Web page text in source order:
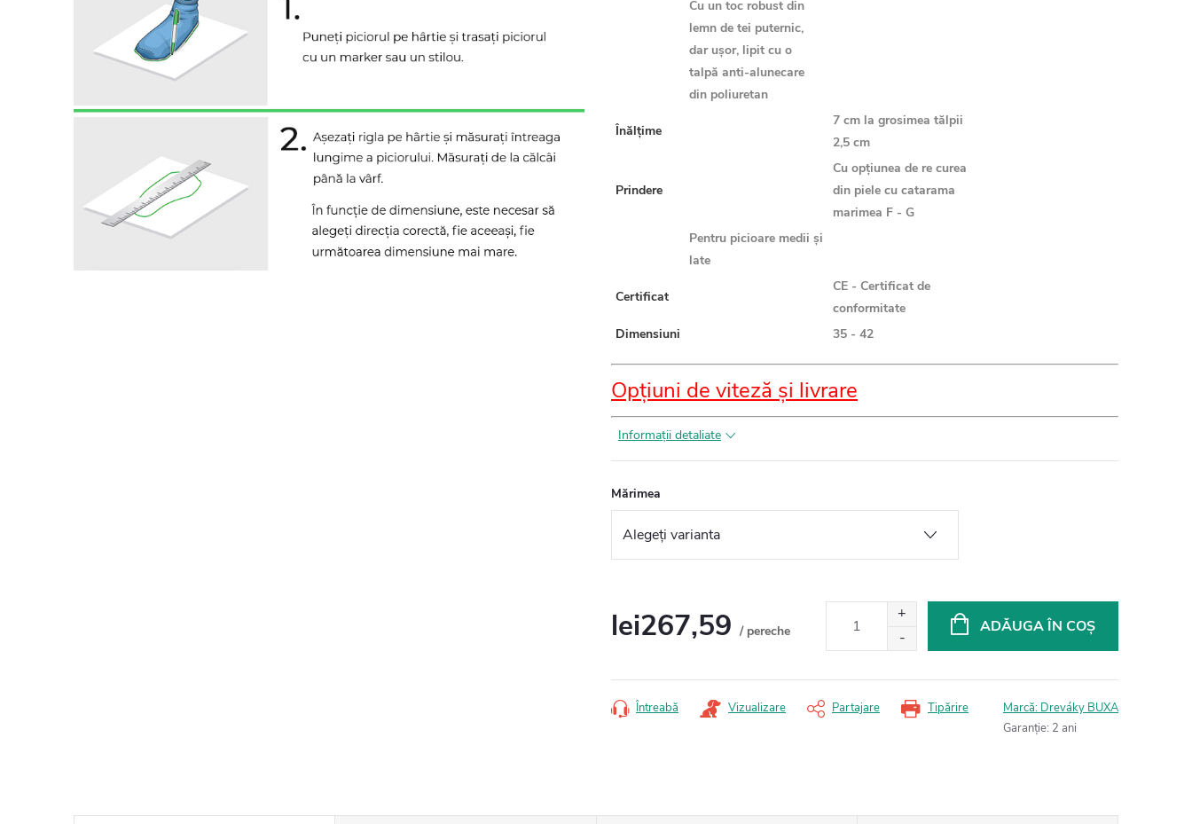
Cu un toc robust din
lemn de tei puternic,
dar ușor, lipit cu o
talpă anti-alunecare
din poliuretan
Înălțime
7 cm la grosimea tălpii
2,5 cm
Prindere
Cu opțiunea de re curea
din piele cu catarama
marimea F - G
Pentru picioare medii și
late
Certificat
CE - Certificat de
conformitate
Dimensiuni
35 - 42
Opțiuni de viteză și livrare
Informaţii detaliate
Mărimea
lei267,59 / pereche
ADĂUGA ÎN COŞ
Tipărire
Întreabă Vizualizare Partajare Marcă: Dreváky BUXA
Garanţie: 2 ani